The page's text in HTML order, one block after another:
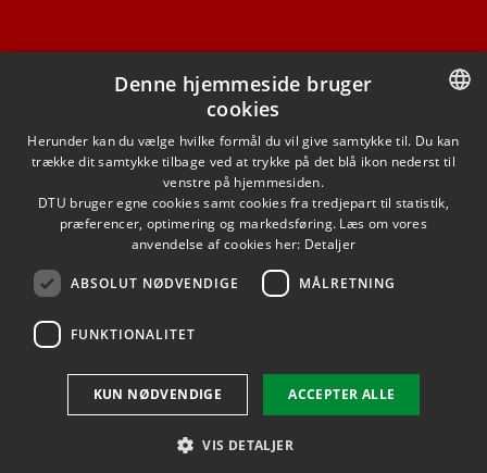
FACEBOOK
INSTAGRAM
LINKEDIN
YOUTUBE
Tilgængelighedserklæring
DANISH
ENGLISH
Denne hjemmeside bruger
cookies
Herunder kan du vælge hvilke formål du vil give samtykke til. Du kan
trække dit samtykke tilbage ved at trykke på det blå ikon nederst til
venstre på hjemmesiden.
DTU bruger egne cookies samt cookies fra tredjepart til statistik,
præferencer, optimering og markedsføring. Læs om vores
anvendelse af cookies her: Detaljer
ABSOLUT NØDVENDIGE MÅLRETNING
FUNKTIONALITET
ACCEPTER ALLE
KUN NØDVENDIGE
VIS DETALJER